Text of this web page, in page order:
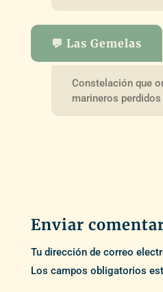
💬 Las Gemelas
Constelación que
marineros perdidos
Enviar
Tu dirección de correo
Los campos obligatorios